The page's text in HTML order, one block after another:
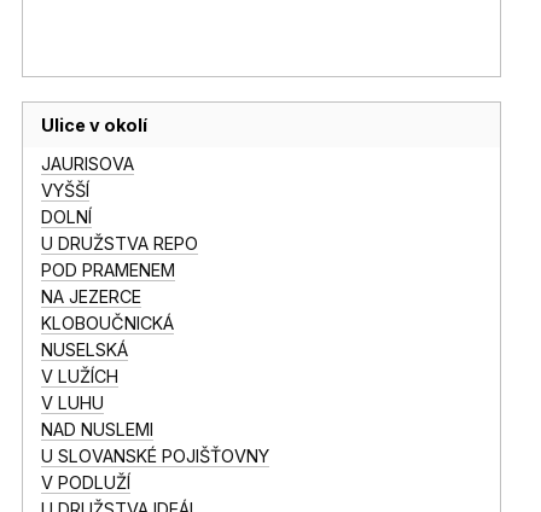
Ulice v okolí
JAURISOVA
VYŠŠÍ
DOLNÍ
U DRUŽSTVA REPO
POD PRAMENEM
NA JEZERCE
KLOBOUČNICKÁ
NUSELSKÁ
V LUŽÍCH
V LUHU
NAD NUSLEMI
U SLOVANSKÉ POJIŠŤOVNY
V PODLUŽÍ